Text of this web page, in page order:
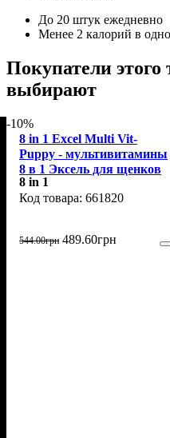
До 20 штук ежедневно
Менее 2 калорий в
Покупатели этого
выбирают
-10%
8 in 1 Excel Multi Vit-
Puppy - мультивитамины
8 в 1 Эксель для щенков
100 табл (661820)
8 in 1
661820
544.00грн 489.60грн